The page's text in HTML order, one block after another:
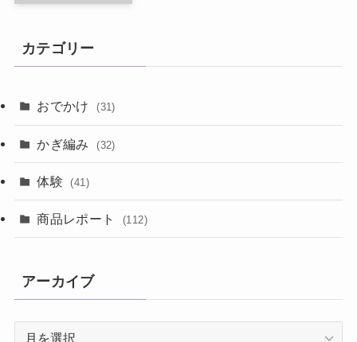
カテゴリー
おでかけ (31)
かぎ編み (32)
体験 (41)
商品レポート (112)
アーカイブ